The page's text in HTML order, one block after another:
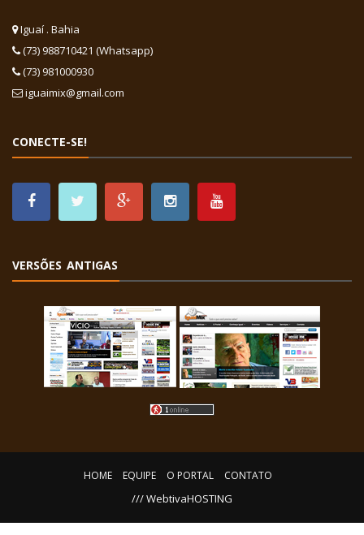
Iguaí . Bahia
(73) 988710421 (Whatsapp)
(73) 981000930
iguaimix@gmail.com
CONECTE-SE!
VERSÕES ANTIGAS
HOME EQUIPE O PORTAL CONTATO
/// WebtivaHOSTING